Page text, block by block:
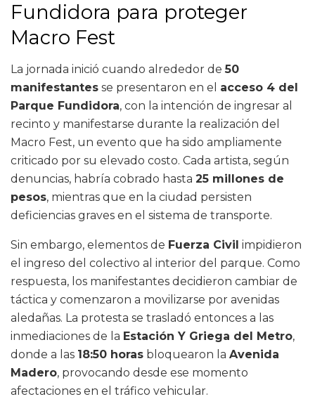
Fundidora para proteger
Macro Fest
La jornada inició cuando alrededor de50
manifestantes se presentaron en el acceso 4 del
Parque Fundidora, con la intención de ingresar al
recinto y manifestarse durante la realización del
Macro Fest, un evento que ha sido ampliamente
criticado por su elevado costo. Cada artista, según
denuncias, habría cobrado hasta 25 millones de
pesos, mientras que en la ciudad persisten
deficiencias graves en el sistema de transporte.
Sin embargo, elementos de Fuerza Civil impidieron
el ingreso del colectivo al interior del parque. Como
respuesta, los manifestantes decidieron cambiar de
táctica y comenzaron a movilizarse por avenidas
aledañas. La protesta se trasladó entonces a las
inmediaciones de la Estación Y Griega del Metro,
donde a las 18:50 horas bloquearon la Avenida
Madero, provocando desde ese momento
afectaciones en el tráfico vehicular.